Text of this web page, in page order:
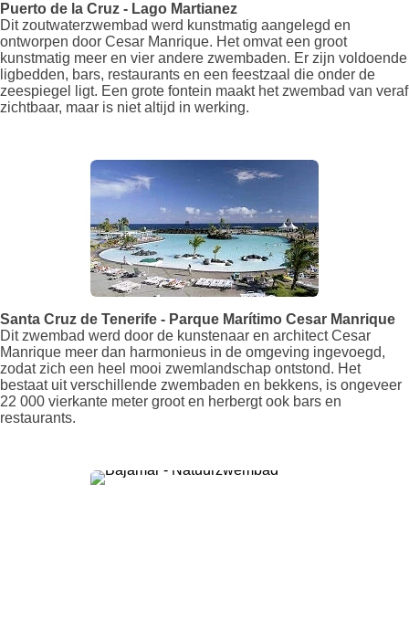
Puerto de la Cruz - Lago Martianez
Dit zoutwaterzwembad werd kunstmatig aangelegd en
ontworpen door Cesar Manrique. Het omvat een groot
kunstmatig meer en vier andere zwembaden. Er zijn voldoende
ligbedden, bars, restaurants en een feestzaal die onder de
zeespiegel ligt. Een grote fontein maakt het zwembad van veraf
zichtbaar, maar is niet altijd in werking.
Santa Cruz de Tenerife - Parque Marítimo Cesar Manrique
Dit zwembad werd door de kunstenaar en architect Cesar
Manrique meer dan harmonieus in de omgeving ingevoegd,
zodat zich een heel mooi zwemlandschap ontstond. Het
bestaat uit verschillende zwembaden en bekkens, is ongeveer
22 000 vierkante meter groot en herbergt ook bars en
restaurants.